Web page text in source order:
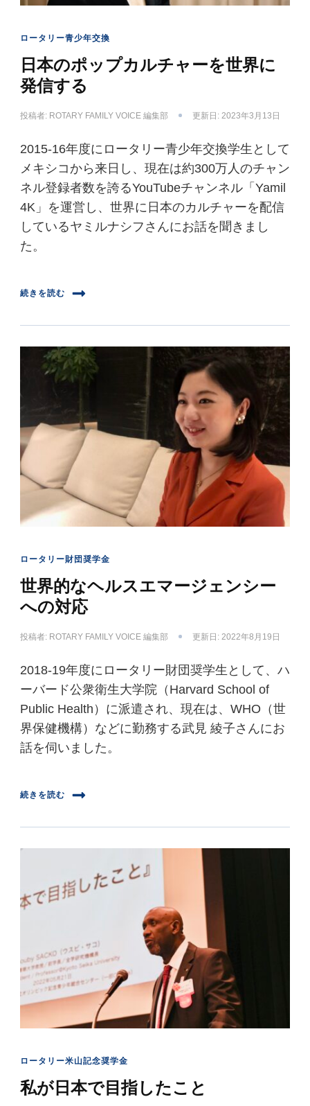
ロータリー青少年交換
日本のポップカルチャーを世界に
発信する
投稿者: ROTARY FAMILY VOICE 編集部 更新日: 2023年3月13日
2015-16年度にロータリー青少年交換学生として
メキシコから来日し、現在は約300万人のチャン
ネル登録者数を誇るYouTubeチャンネル「Yamil
4K」を運営し、世界に日本のカルチャーを配信
しているヤミルナシフさんにお話を聞きまし
た。
続きを読む
ロータリー財団奨学金
世界的なヘルスエマージェンシー
への対応
投稿者: ROTARY FAMILY VOICE 編集部 更新日: 2022年8月19日
2018-19年度にロータリー財団奨学生として、ハ
ーバード公衆衛生大学院（Harvard School of
Public Health）に派遣され、現在は、WHO（世
界保健機構）などに勤務する武見 綾子さんにお
話を伺いました。
続きを読む
ロータリー米山記念奨学金
私が日本で目指したこと